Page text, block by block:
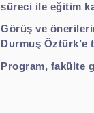
süreci ile eğitim
Görüş ve
Durmuş
Program, fakülte